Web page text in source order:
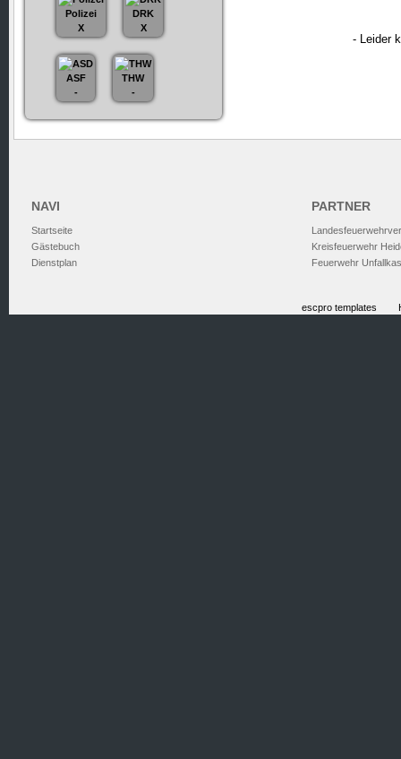
Polizei
X
DRK
X
ASF
-
THW
-
- Leider
NAVI
Startseite
Gästebuch
Dienstplan
PARTNER
Kreisfeuerwehr
Feuerwehr
escpro templates